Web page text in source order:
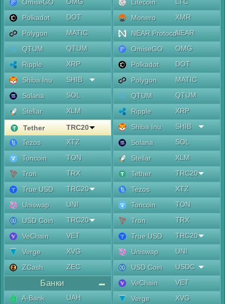
OmiseGO
Polkadot
DOT
Polygon
MATIC
QTUM
QTUM
Ripple
XRP
Shiba Inu
SHIB
Solana
SOL
Stellar
XLM
Tether
TRC20
Tezos
XTZ
Toncoin
TON
Tron
TRX
True USD
TRC20
Uniswap
UNI
USD Coin
TRC20
VeChain
VET
Verge
XVG
ZCash
ZEC
Банки
A-Bank
UAH
Litecoin
Monero
XMR
NEAR ProtocolNEAR
OmiseGO
OMG
Polkadot
DOT
Polygon
MATIC
QTUM
QTUM
Ripple
XRP
Shiba Inu
SHIB
Solana
SOL
Stellar
XLM
Tether
TRC20
Tezos
XTZ
Toncoin
TON
Tron
TRX
True USD
TRC20
Uniswap
UNI
USD Coin
USDC
VeChain
VET
Verge
XVG